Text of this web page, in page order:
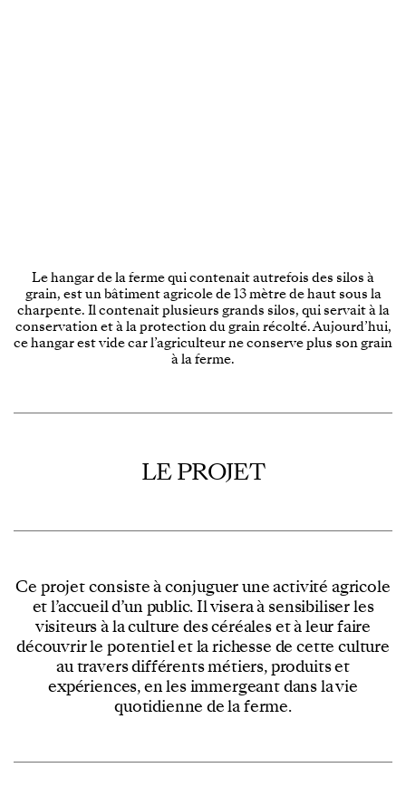
Le hangar de la ferme qui contenait autrefois des silos à
grain, est un bâtiment agricole de 13 mètre de haut sous la
charpente. Il contenait plusieurs grands silos, qui servait à la
conservation et à la protection du grain récolté. Aujourd’hui,
ce hangar est vide car l’agriculteur ne conserve plus son grain
à la ferme.
LE PROJET
Ce projet consiste à conjuguer une activité agricole
et l’accueil d’un public. Il visera à sensibiliser les
visiteurs à la culture des céréales et à leur faire
découvrir le potentiel et la richesse de cette culture
au travers différents métiers, produits et
expériences, en les immergeant dans la vie
quotidienne de la ferme.